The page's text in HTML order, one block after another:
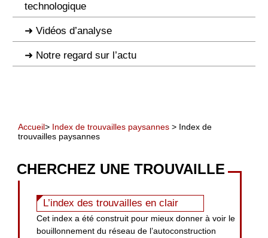
technologique
Vidéos d’analyse
Notre regard sur l’actu
Accueil> Index de trouvailles paysannes > Index de
trouvailles paysannes
CHERCHEZ UNE TROUVAILLE
L’index des trouvailles en clair
Cet index a été construit pour mieux donner à voir le
bouillonnement du réseau de l’autoconstruction